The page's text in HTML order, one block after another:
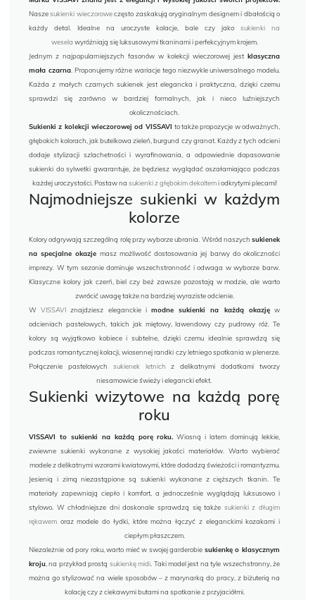
Naszesukienki wieczoroweczęsto zaskakują oryginalnym designem i dbałością o
każdy detal. Idealne na uroczyste kolacje, bale czy jako sukienki na
wesela wyróżniają się luksusowymi tkaninami i perfekcyjnym krojem.
Jednym z najpopularniejszych fasonów w kolekcji wieczorowej jest klasyczna
mała czarna. Proponujemy różne wariacje tego niezwykle uniwersalnego modelu.
Każda z małych czarnych sukienek jest elegancka i praktyczna, dzięki czemu
sprawdzi się zarówno w bardziej formalnych, jak i nieco luźniejszych
okolicznościach.
Sukienki z kolekcji wieczorowej od VISSAVI to także propozycje w odważnych,
głębokich kolorach, jak butelkowa zieleń, burgund czy granat. Każdy z tych odcieni
dodaje stylizacji szlachetności i wyrafinowania, a odpowiednie dopasowanie
sukienki do sylwetki gwarantuje, że będziesz wyglądać oszałamiająco podczas
każdej uroczystości. Postaw na sukienki z głębokim dekoltemi odkrytymi plecami!
Najmodniejsze sukienki w każdym
kolorze
Kolory odgrywają szczególną rolę przy wyborze ubrania. Wśród naszych sukienek
na specjalne okazje masz możliwość dostosowania jej barwy do okoliczności
imprezy. W tym sezonie dominuje wszechstronność i odwaga w wyborze barw.
Klasyczne kolory jak czerń, biel czy beż zawsze pozostają w modzie, ale warto
zwrócić uwagę także na bardziej wyraziste odcienie.
WVISSAVI znajdziesz eleganckie imodne sukienki na każdą okazjęw
odcieniach pastelowych, takich jak miętowy, lawendowy czy pudrowy róż. Te
kolory są wyjątkowo kobiece i subtelne, dzięki czemu idealnie sprawdzą się
podczas romantycznej kolacji, wiosennej randki czy letniego spotkania w plenerze.
Połączenie pastelowych sukienek letnich z delikatnymi dodatkami tworzy
niesamowicie świeży i elegancki efekt.
Sukienki wizytowe na każdą porę
roku
VISSAVI to sukienki na każdą porę roku. Wiosną i latem dominują lekkie,
zwiewne sukienki wykonane z wysokiej jakości materiałów. Warto wybierać
modele z delikatnymi wzorami kwiatowymi, które dodadzą świeżości i romantyzmu.
Jesienią i zimą niezastąpione są sukienki wykonane z cięższych tkanin. Te
materiały zapewniają ciepło i komfort, a jednocześnie wyglądają luksusowo i
stylowo. W chłodniejsze dni doskonale sprawdzą się także sukienki z długim
rękawem oraz modele do łydki, które można łączyć z eleganckimi kozakami i
ciepłym płaszczem.
Niezależnie od pory roku, warto mieć w swojej garderobie sukienkę o klasycznym
kroju , na przykład prostą sukienkę midi . Taki model jest na tyle wszechstronny, że
można go stylizować na wiele sposobów – z marynarką do pracy, z biżuterią na
kolację czy z ciekawymi butami na spotkanie z przyjaciółmi.